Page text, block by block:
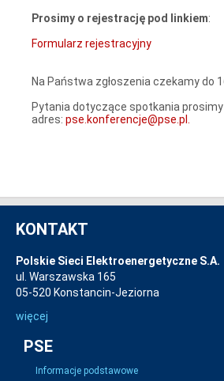
Prosimy o rejestrację pod linkiem:
Formularz rejestracyjny
Na Państwa zgłoszenia czekamy do
Pytania dotyczące spotkania
adres: pse.konferencje@pse.pl.
KONTAKT
Polskie Sieci Elektroenergetyczne S.A.
ul. Warszawska 165
05-520 Konstancin-Jeziorna
więcej
PSE
Informacje podstawowe